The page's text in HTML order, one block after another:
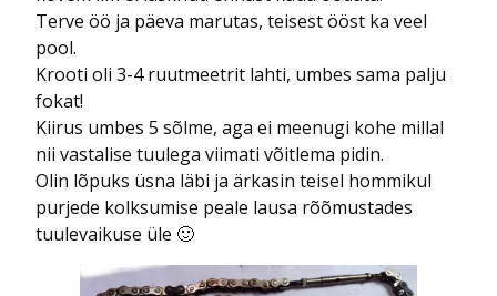
Terve öö ja päeva marutas, teisest ööst ka veel
pool.
Krooti oli 3-4 ruutmeetrit lahti, umbes sama palju
fokat!
Kiirus umbes 5 sõlme, aga ei meenugi kohe millal
nii vastalise tuulega viimati võitlema pidin.
Olin lõpuks üsna läbi ja ärkasin teisel hommikul
purjede kolksumise peale lausa rõõmustades
tuulevaikuse üle 🙂